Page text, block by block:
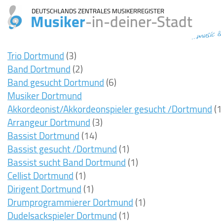
DEUTSCHLANDS ZENTRALES MUSIKERREGISTER
Musiker-in-deiner-Stadt...music
Trio Dortmund(3)
Band Dortmund(2)
Band gesucht Dortmund(6)
Musiker Dortmund
Akkordeonist/Akkordeonspieler gesucht /Dortmund
Arrangeur Dortmund(3)
Bassist Dortmund(14)
Bassist gesucht /Dortmund(1)
Bassist sucht Band Dortmund(1)
Cellist Dortmund(1)
Dirigent Dortmund(1)
Drumprogrammierer Dortmund(1)
Dudelsackspieler Dortmund(1)